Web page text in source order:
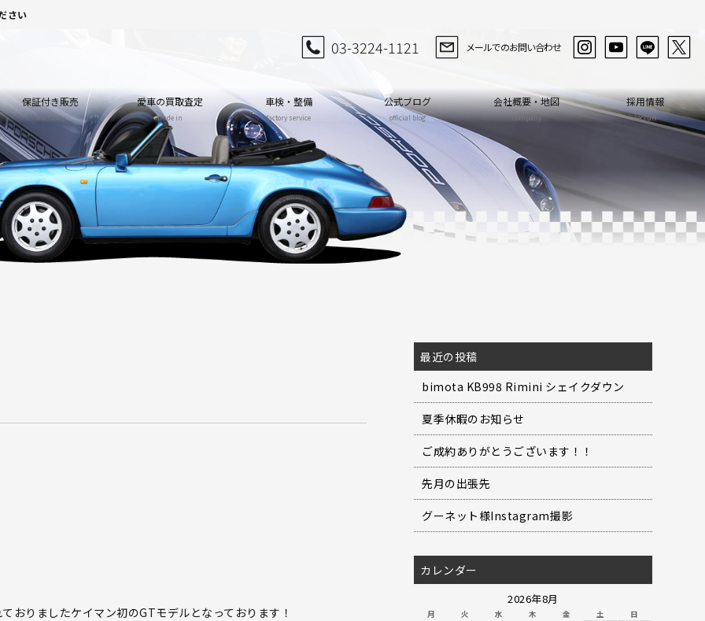
さい
保証付き販売
warranty
愛車の買取査定
trade in
車検・整備
factory service
公式ブログ
official blog
会社概要・地図
company
採用情報
recruit
りましたケイマン初のGTモデルとなっております！
最近の投稿
bimota KB998 Rimini シェイクダウン
夏季休暇のお知らせ
ご成約ありがとうございます！！
先月の出張先
グーネット様Instagram撮影
カレンダー
2026年8月
月 火 水 木 金 土 日
03-3224-1121 メールでのお問い合わせ